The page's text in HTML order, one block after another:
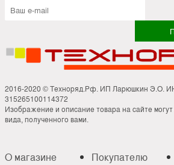
2016-2020 © Техноряд.Рф. ИП Ларюшкин Э.О.
315265100114372
Изображение и описание товара на сайте
вида, полученного вами.
О магазине
Покупателю